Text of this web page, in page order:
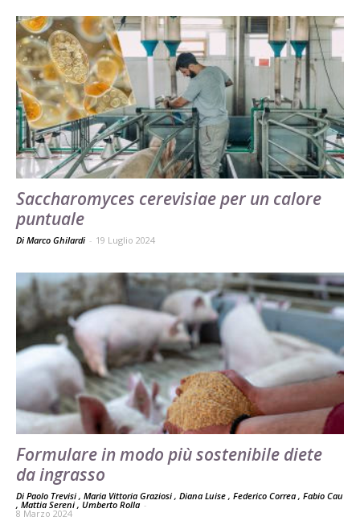
Saccharomyces cerevisiae per un calore
puntuale
Di Marco Ghilardi - 19 Luglio 2024
Formulare in modo più sostenibile diete
da ingrasso
Di Paolo Trevisi , Maria Vittoria Graziosi , Diana Luise , Federico Correa , Fabio Cau
, Mattia Sereni , Umberto Rolla -
8 Marzo 2024